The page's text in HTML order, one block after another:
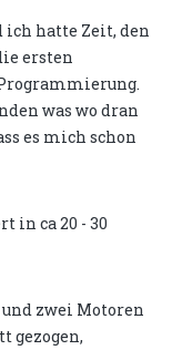
ich hatte Zeit, den
ersten
was wo dran
es mich schon
in ca 20 - 30
zwei Motoren
gezogen,